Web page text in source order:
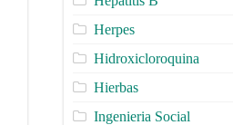
Herpes
Hidroxicloroquina
Hierbas
Ingenieria Social